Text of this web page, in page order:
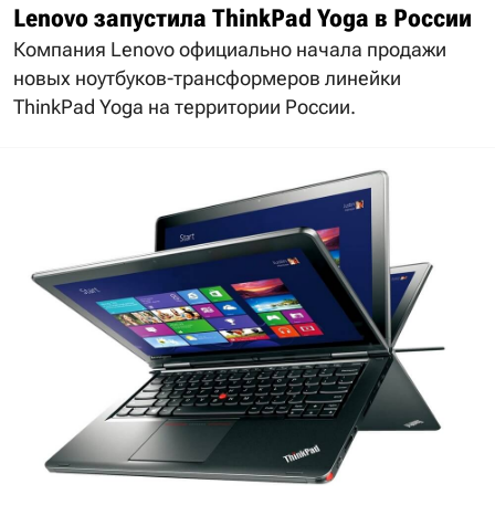
Lenovo запустила ThinkPad Yoga в России
Компания Lenovo официально начала продажи
новых ноутбуков-трансформеров линейки
ThinkPad Yoga на территории России.